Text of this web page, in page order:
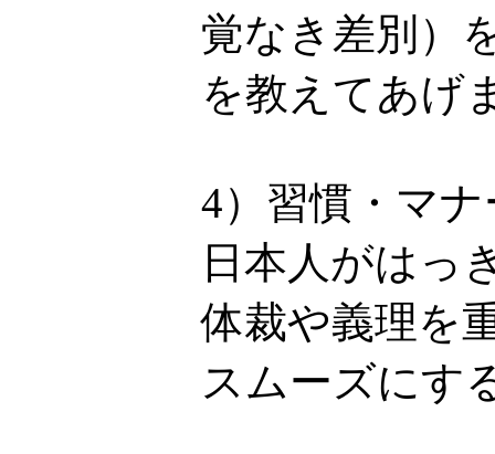
覚なき差別）
を教えてあげ
4）習慣・マ
日本人がはっ
体裁や義理を
スムーズにす